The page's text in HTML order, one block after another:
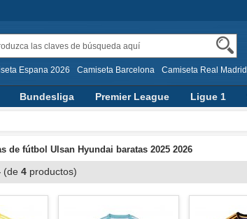
Espana 2026 Camiseta Barcelona Camiseta Real Madrid
Bundesliga Premier League Ligue 1
de fútbol Ulsan Hyundai baratas 2025 2026
(de 4 productos)